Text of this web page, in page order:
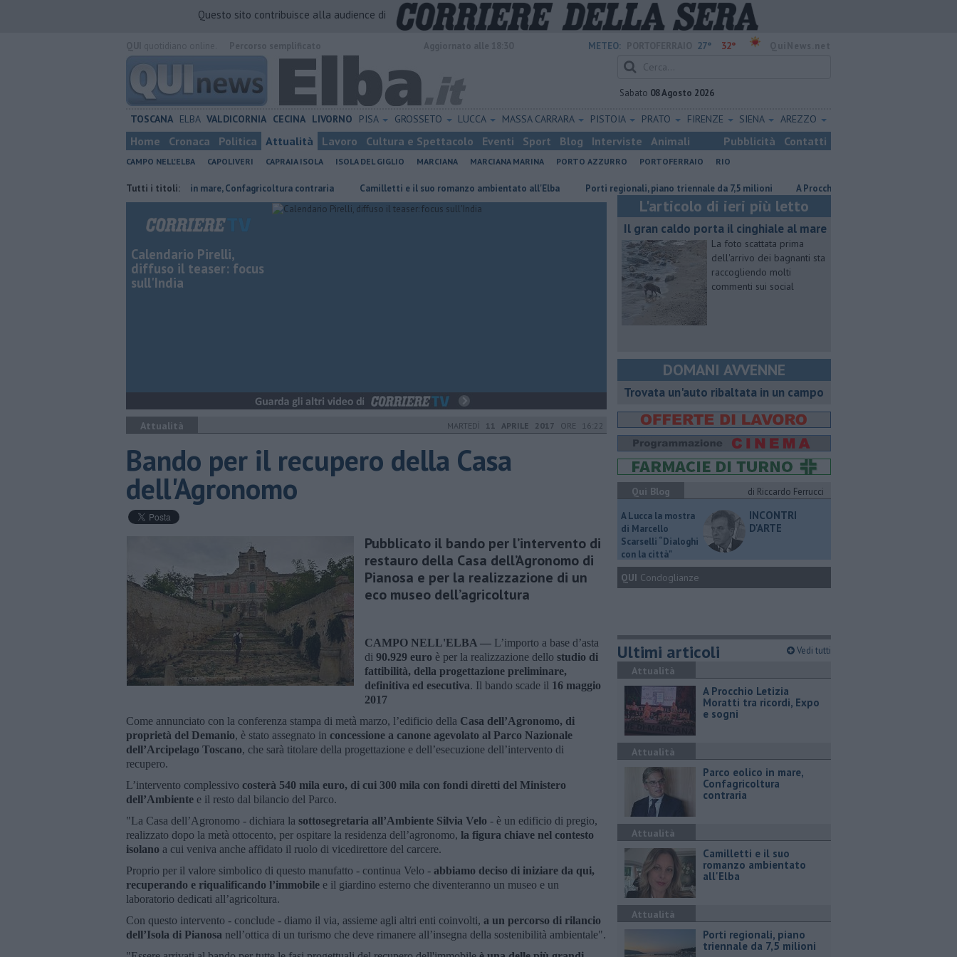
Questo sito contribuisce alla audience di
METEO: 27° 32°
Sabato 08 Agosto 2026
TOSCANA ELBA VALDICORNIA CECINA LIVORNO PISA GROSSETO LUCCA MASSA CARRARA PISTOIA PRATO FIRENZE SIENA AREZZO
Home Cronaca Politica Attualità Lavoro Cultura e Spettacolo Eventi Sport Blog Interviste Animali Pubblicità Contatti
CAMPO NELL'ELBA CAPOLIVERI CAPRAIA ISOLA ISOLA DEL GIGLIO MARCIANA MARCIANA MARINA PORTO AZZURRO PORTOFERRAIO RIO
Tutti i titoli:
Parco eolico in mare, Confagricoltura contraria Camilletti e il suo romanzo ambientato all'Elba Porti regionali, piano triennale da 7,5 milioni A Procchio Letizia Moratti tra ricordi, Expo e
Calendario Pirelli,
diffuso il teaser: focus
sull'India
Attualità MARTEDÌ 11 APRILE 2017 ORE 16:22
Bando per il recupero della Casa
dell'Agronomo
​Pubblicato il bando per l’intervento di
restauro della Casa dell’Agronomo di
Pianosa e per la realizzazione di un
eco museo dell’agricoltura
CAMPO NELL'ELBA — L’importo a base d’asta
di 90.929 euro è per la realizzazione dello studio di
fattibilità, della progettazione preliminare,
definitiva ed esecutiva. Il bando scade il 16 maggio
2017
Come annunciato con la conferenza stampa di metà marzo, l’edificio della Casa dell’Agronomo, di
proprietà del Demanio, è stato assegnato in concessione a canone agevolato al Parco Nazionale
dell’Arcipelago Toscano, che sarà titolare della progettazione e dell’esecuzione dell’intervento di
recupero.
L’intervento complessivo costerà 540 mila euro, di cui 300 mila con fondi diretti del Ministero
dell’Ambiente e il resto dal bilancio del Parco.
"La Casa dell’Agronomo - dichiara la sottosegretaria all’Ambiente Silvia Velo - è un edificio di pregio,
realizzato dopo la metà ottocento, per ospitare la residenza dell’agronomo, la figura chiave nel contesto
isolano a cui veniva anche affidato il ruolo di vicedirettore del carcere.
Proprio per il valore simbolico di questo manufatto - continua Velo - abbiamo deciso di iniziare da qui,
recuperando e riqualificando l’immobile e il giardino esterno che diventeranno un museo e un
laboratorio dedicati all’agricoltura.
Con questo intervento - conclude - diamo il via, assieme agli altri enti coinvolti, a un percorso di rilancio
dell’Isola di Pianosa nell’ottica di un turismo che deve rimanere all’insegna della sostenibilità ambientale".
L'articolo di ieri più letto
Il gran caldo porta il cinghiale al mare
La foto scattata prima
dell'arrivo dei bagnanti sta
raccogliendo molti
commenti sui social
DOMANI AVVENNE
Trovata un'auto ribaltata in un campo
Qui Blog
di Riccardo Ferrucci
A Lucca la mostra
di Marcello
Scarselli “Dialoghi
con la città"
INCONTRI
D'ARTE
QUI Condoglianze
Ultimi articoli Vedi tutti
Attualità
A Procchio Letizia
Moratti tra ricordi, Expo
e sogni
Attualità
Parco eolico in mare,
Confagricoltura
contraria
Attualità
Camilletti e il suo
romanzo ambientato
all'Elba
Attualità
Porti regionali, piano
triennale da 7,5 milioni